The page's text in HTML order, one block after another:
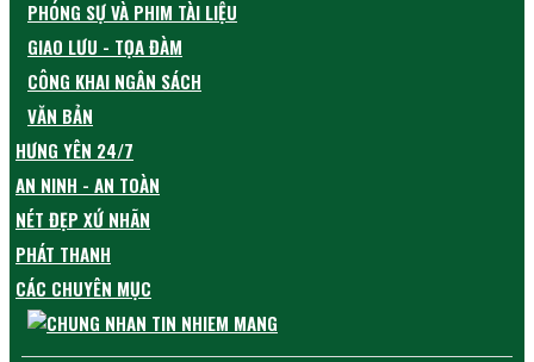
PHÓNG SỰ VÀ PHIM TÀI LIỆU
GIAO LƯU - TỌA ĐÀM
CÔNG KHAI NGÂN SÁCH
VĂN BẢN
HƯNG YÊN 24/7
AN NINH - AN TOÀN
NÉT ĐẸP XỨ NHÃN
PHÁT THANH
CÁC CHUYÊN MỤC